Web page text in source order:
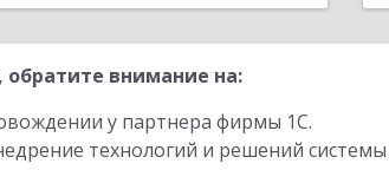
внимание на:
у партнера фирмы 1С.
технологий и решений